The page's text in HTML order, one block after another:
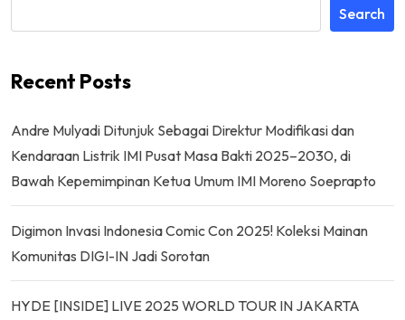
Search
Recent Posts
Andre Mulyadi Ditunjuk Sebagai Direktur Modifikasi dan
Kendaraan Listrik IMI Pusat Masa Bakti 2025–2030, di
Bawah Kepemimpinan Ketua Umum IMI Moreno Soeprapto
Digimon Invasi Indonesia Comic Con 2025! Koleksi Mainan
Komunitas DIGI-IN Jadi Sorotan
HYDE [INSIDE] LIVE 2025 WORLD TOUR IN JAKARTA